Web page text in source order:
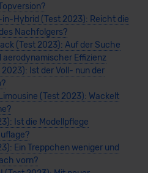
in-Hybrid (Test 2023): Reicht die
Nachfolgers?
(Test 2023): Auf der Suche
Effizienz
2023): Ist der Voll- nun der
(Test 2023): Wackelt
Ist die Modellpflege
Ein Treppchen weniger und
vorn?